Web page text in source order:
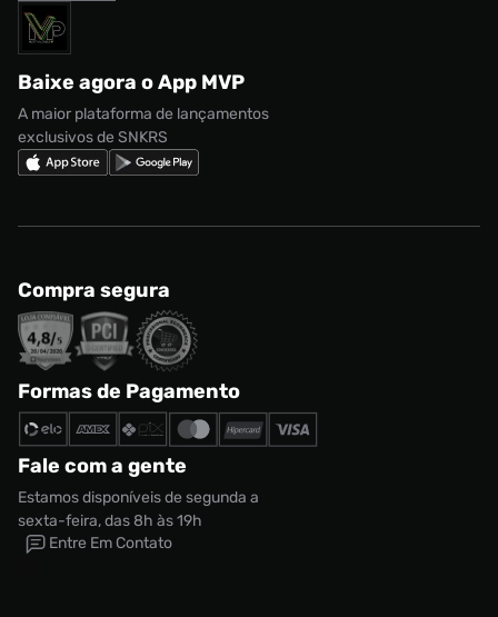
Marcas
adidas Campus
Nike Shox
Política de privacidade
Regulamento CRM/ CASHBACK
Regulamento Cupom
Solicite seus dados
Baixe agora o App MVP
A maior plataforma de lançamentos
exclusivos de SNKRS
Compra segura
Formas de Pagamento
Fale com a gente
Estamos disponíveis de segunda a
sexta-feira, das 8h às 19h
Entre Em Contato